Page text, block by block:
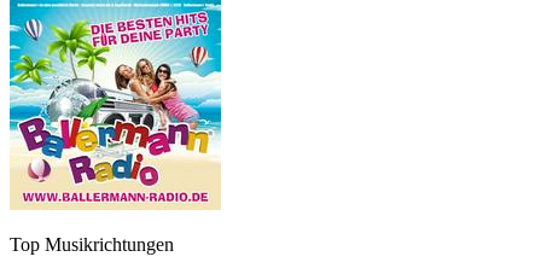
Top Musikrichtungen